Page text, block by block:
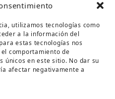
utilizamos tecnologías como
a la información del
estas tecnologías nos
comportamiento de
únicos en este sitio. No dar su
afectar negativamente a
Diputación de Córdoba